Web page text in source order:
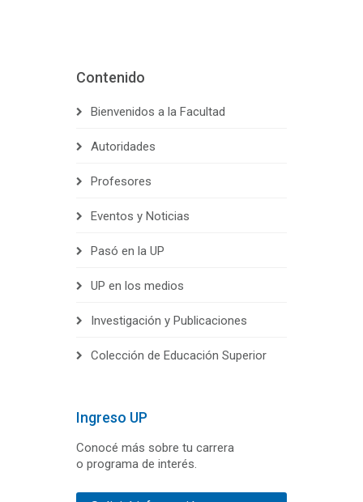
Contenido
Bienvenidos a la Facultad
Autoridades
Profesores
Eventos y Noticias
Pasó en la UP
UP en los medios
Investigación y Publicaciones
Colección de Educación Superior
Ingreso UP
Conocé más sobre tu carrera
o programa de interés.